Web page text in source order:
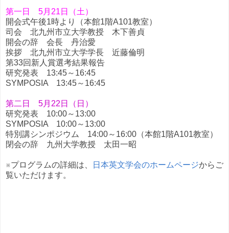
第一日 5月21日（土）
開会式午後1時より（本館1階A101教室）
司会 北九州市立大学教授 木下善貞
開会の辞 会長 丹治愛
挨拶 北九州市立大学学長 近藤倫明
第33回新人賞選考結果報告
研究発表 13:45～16:45
SYMPOSIA 13:45～16:45
第二日 5月22日（日）
研究発表 10:00～13:00
SYMPOSIA 10:00～13:00
特別講シンポジウム 14:00～16:00（本館1階A101教室）
閉会の辞 九州大学教授 太田一昭
※プログラムの詳細は、 日本英文学会のホームページからご
覧いただけます。